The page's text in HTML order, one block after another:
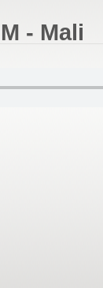
- Mali